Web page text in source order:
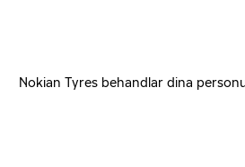
Nokian Tyres behandlar dina